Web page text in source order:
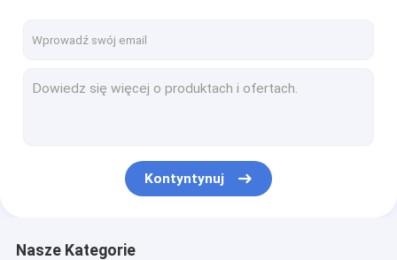
Kontyntynuj
Nasze Kategorie